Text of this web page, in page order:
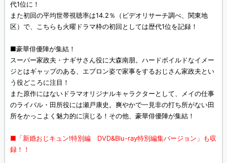
代1位に！
また初回の平均世帯視聴率は14.2％（ビデオリサーチ調べ、関東地
区）で、こちらも火曜ドラマ枠の初回としては歴代1位を記録！
■豪華俳優陣が集結！
スーパー家政夫・ナギサさん役に大森南朋。ハードボイルドなイメー
ジとはギャップのある、エプロン姿で家事をするおじさん家政夫とい
う役どころに注目！
また原作にはないドラマオリジナルキャラクターとして、メイの仕事
のライバル・田所役には瀬戸康史。爽やかで一見非の打ち所がない田
所をかっこよく魅力的に演じる！その他、豪華俳優陣が集結！
■「新婚おじキュン!特別編 DVD&Blu-ray特別編集バージョン」も収
録！！